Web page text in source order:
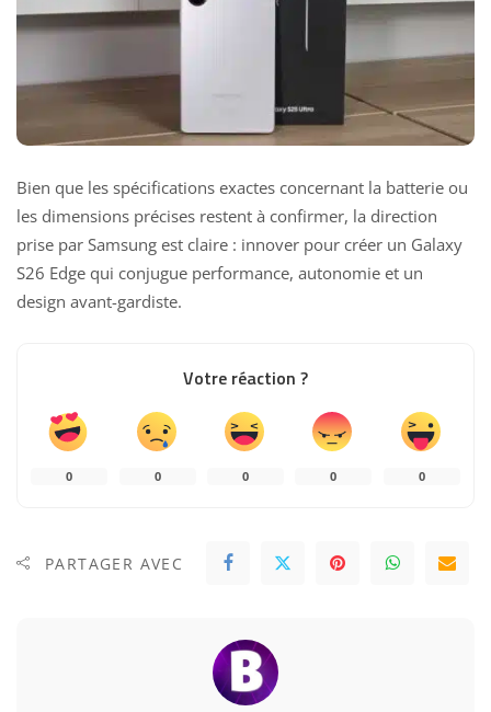
Bien que les spécifications exactes concernant la batterie ou
les dimensions précises restent à confirmer, la direction
prise par Samsung est claire : innover pour créer un Galaxy
S26 Edge qui conjugue performance, autonomie et un
design avant-gardiste.
Votre réaction ?
0 0 0 0 0
PARTAGER AVEC